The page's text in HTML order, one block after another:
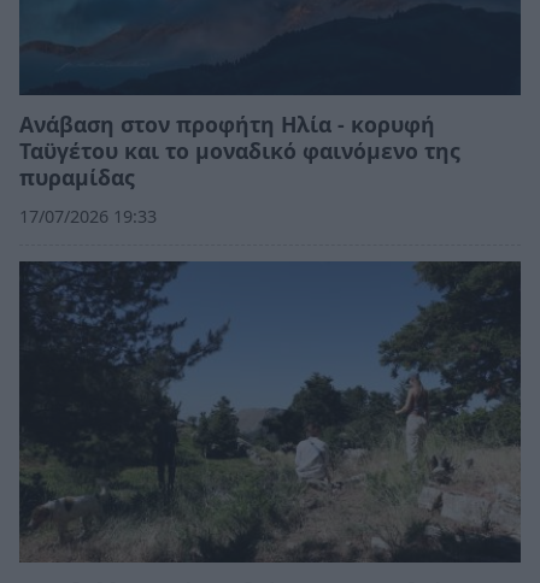
Ανάβαση στον προφήτη Ηλία - κορυφή
Ταϋγέτου και το μοναδικό φαινόμενο της
πυραμίδας
17/07/2026 19:33